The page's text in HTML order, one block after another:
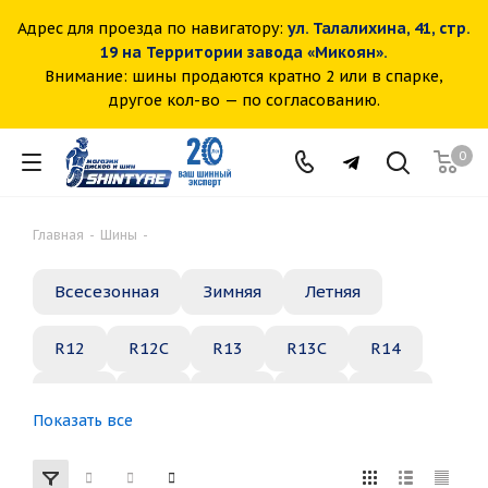
Адрес для проезда по навигатору: ул. Талалихина, 41, стр.
19 на Территории завода «Микоян».
Внимание: шины продаются кратно 2 или в спарке,
другое кол-во — по согласованию.
0
Главная - Шины -
Всесезонная Зимняя Летняя
R12 R12C R13 R13C R14
Показать все